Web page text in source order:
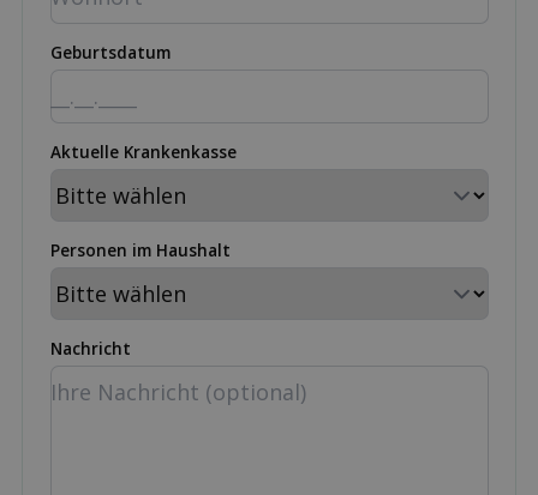
Geburtsdatum
Aktuelle Krankenkasse
Personen im Haushalt
Nachricht